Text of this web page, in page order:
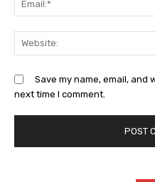
Save my name, email,
next time I comment.